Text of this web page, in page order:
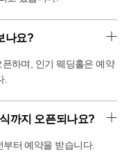
나요?
하며, 인기 웨딩홀은 예약
.
까지 오픈되나요?
터 예약을 받습니다.